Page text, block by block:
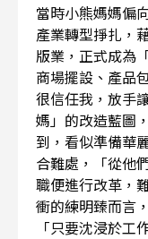
當時小熊媽媽偏
產業轉型掙扎，
版業，正式成為
商場擺設、產品
很信任我，放手
媽」的改造藍圖
到，看似準備華
合難處，「從他
職便進行改革，
衝的練明臻而言
「只要沈浸於工